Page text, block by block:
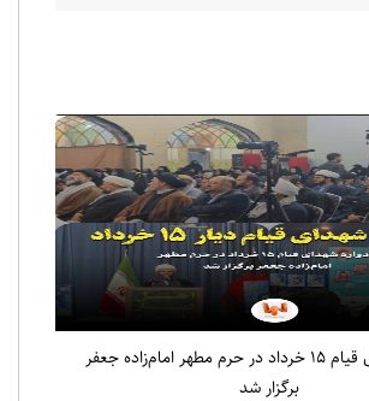
یادواره شهدای قیام ۱۵ خرداد در حرم مطهر امام‌زاده جعفر
برگزار شد